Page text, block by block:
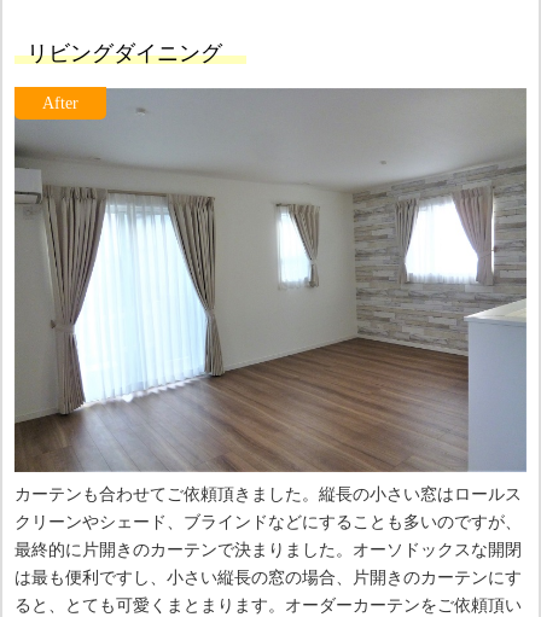
リビングダイニング
カーテンも合わせてご依頼頂きました。縦長の小さい窓はロールス
クリーンやシェード、ブラインドなどにすることも多いのですが、
最終的に片開きのカーテンで決まりました。オーソドックスな開閉
は最も便利ですし、小さい縦長の窓の場合、片開きのカーテンにす
ると、とても可愛くまとまります。オーダーカーテンをご依頼頂い